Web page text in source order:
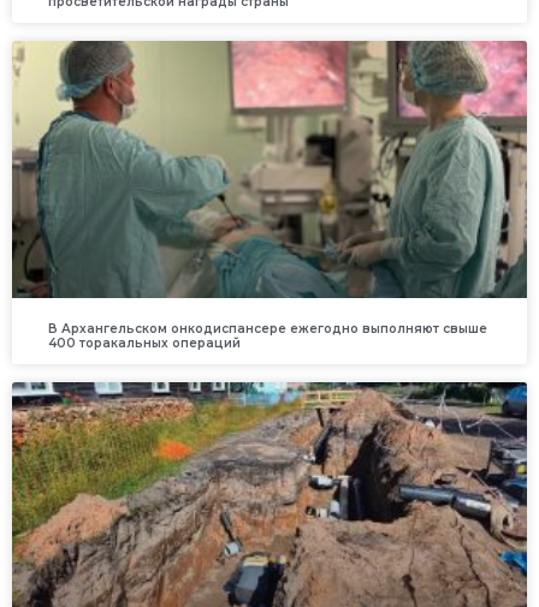
В Архангельском онкодиспансере ежегодно выполняют свыше
400 торакальных операций